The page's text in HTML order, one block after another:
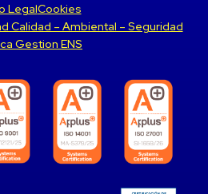
LegalCookies
Calidad – Ambiental – Seguridad
Gestion ENS